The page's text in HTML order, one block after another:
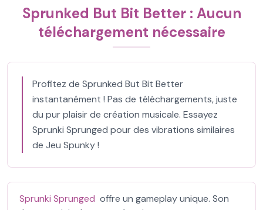
Sprunked But Bit Better : Aucun
téléchargement nécessaire
Profitez de Sprunked But Bit Better
instantanément ! Pas de téléchargements, juste
du pur plaisir de création musicale. Essayez
Sprunki Sprunged pour des vibrations similaires
de Jeu Spunky !
Sprunki Sprunged offre un gameplay unique. Son